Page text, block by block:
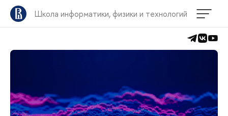
Школа информатики, физики и технологий